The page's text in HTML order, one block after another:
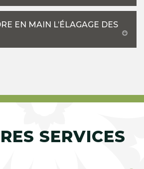
EN MAIN L’ÉLAGAGE DES
SERVICES